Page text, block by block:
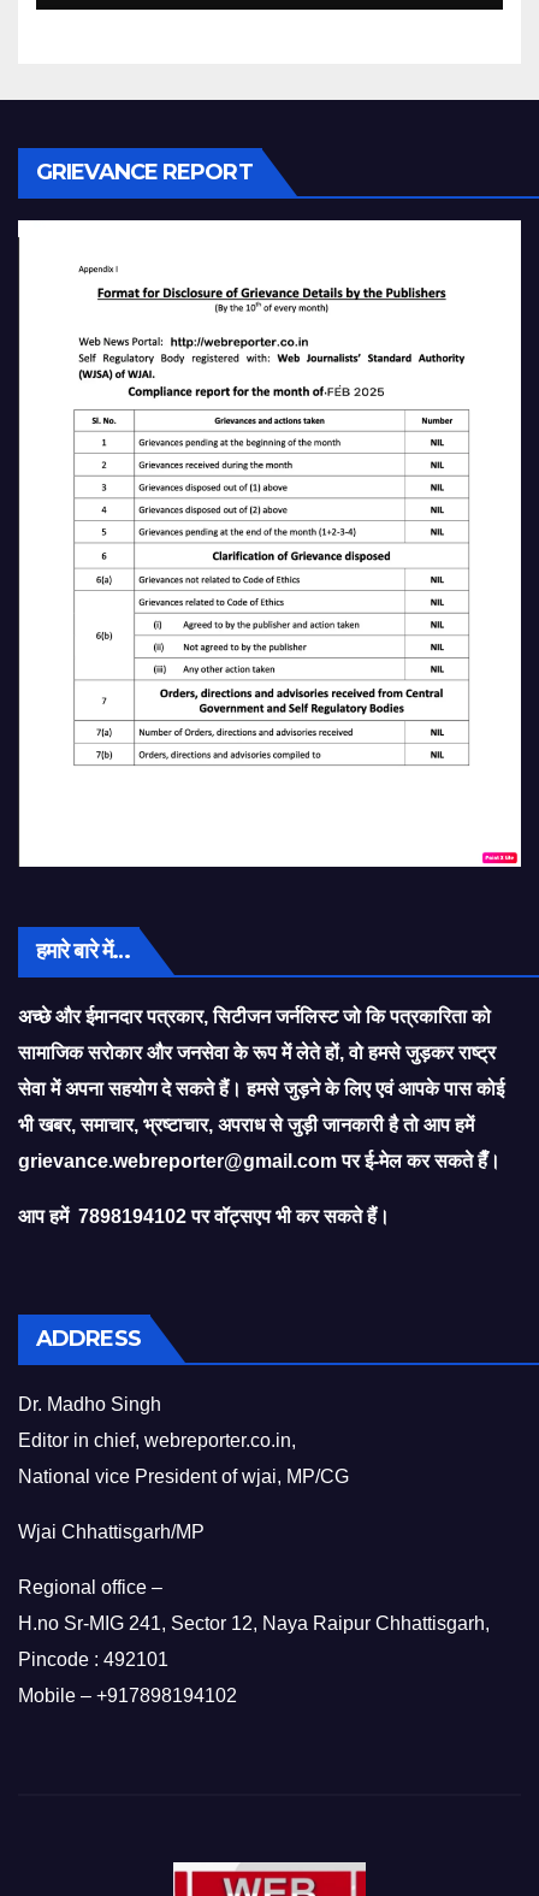
GRIEVANCE REPORT
हमारे बारे में…
अच्छे और ईमानदार पत्रकार, सिटीजन जर्नलिस्ट जो कि पत्रकारिता को
सामाजिक सरोकार और जनसेवा के रूप में लेते हों, वो हमसे जुड़कर राष्ट्र
सेवा में अपना सहयोग दे सकते हैं। हमसे जुड़ने के लिए एवं आपके पास कोई
भी खबर, समाचार, भ्रष्टाचार, अपराध से जुड़ी जानकारी है तो आप हमें
grievance.webreporter@gmail.comपर ई-मेल कर सकते हैँ।
आप हमें 7898194102 पर वॉट्सएप भी कर सकते हैं।
ADDRESS
Dr. Madho Singh
Editor in chief, webreporter.co.in,
National vice President of wjai, MP/CG
Wjai Chhattisgarh/MP
Regional office –
H.no Sr-MIG 241, Sector 12, Naya Raipur Chhattisgarh,
Pincode : 492101
Mobile – +917898194102